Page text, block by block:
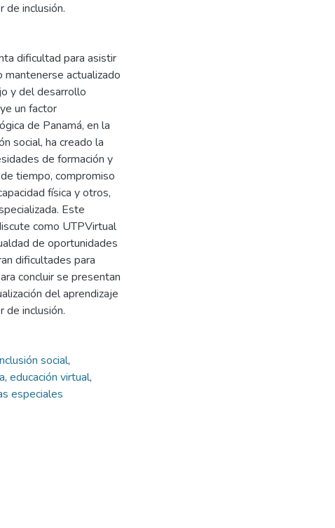
de inclusión.
dificultad para asistir
mantenerse actualizado
y del desarrollo
un factor
de Panamá, en la
social, ha creado la
de formación y
tiempo, compromiso
física y otros,
Este
como UTPVirtual
de oportunidades
dificultades para
concluir se presentan
del aprendizaje
de inclusión.
social,
, educación virtual,
especiales